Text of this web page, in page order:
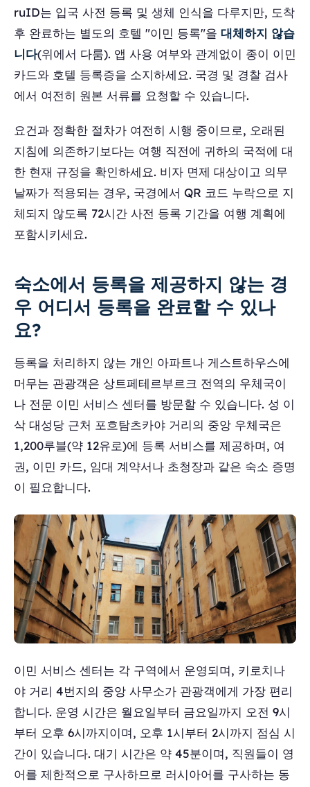
ruID는 입국 사전 등록 및 생체 인식을 다루지만, 도착
후 완료하는 별도의 호텔 "이민 등록"을 대체하지 않습
니다(위에서 다룸). 앱 사용 여부와 관계없이 종이 이민
카드와 호텔 등록증을 소지하세요. 국경 및 경찰 검사
에서 여전히 원본 서류를 요청할 수 있습니다.
요건과 정확한 절차가 여전히 시행 중이므로, 오래된
지침에 의존하기보다는 여행 직전에 귀하의 국적에 대
한 현재 규정을 확인하세요. 비자 면제 대상이고 의무
날짜가 적용되는 경우, 국경에서 QR 코드 누락으로 지
체되지 않도록 72시간 사전 등록 기간을 여행 계획에
포함시키세요.
숙소에서 등록을 제공하지 않는 경
우 어디서 등록을 완료할 수 있나
요?
등록을 처리하지 않는 개인 아파트나 게스트하우스에
머무는 관광객은 상트페테르부르크 전역의 우체국이
나 전문 이민 서비스 센터를 방문할 수 있습니다. 성 이
삭 대성당 근처 포흐탐츠카야 거리의 중앙 우체국은
1,200루블(약 12유로)에 등록 서비스를 제공하며, 여
권, 이민 카드, 임대 계약서나 초청장과 같은 숙소 증명
이 필요합니다.
이민 서비스 센터는 각 구역에서 운영되며, 키로치나
야 거리 4번지의 중앙 사무소가 관광객에게 가장 편리
합니다. 운영 시간은 월요일부터 금요일까지 오전 9시
부터 오후 6시까지이며, 오후 1시부터 2시까지 점심 시
간이 있습니다. 대기 시간은 약 45분이며, 직원들이 영
어를 제한적으로 구사하므로 러시아어를 구사하는 동